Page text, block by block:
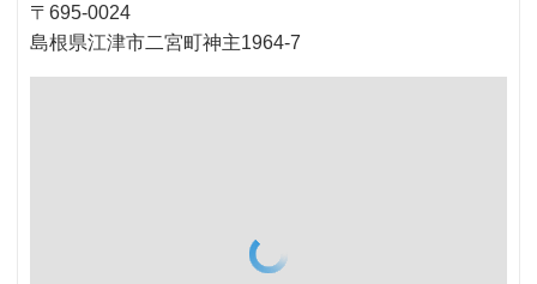
〒695-0024
島根県江津市二宮町神主1964-7